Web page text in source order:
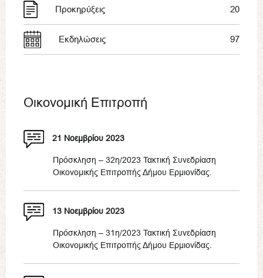
Προκηρύξεις 20
Εκδηλώσεις 97
Οικονομική Επιτροπή
21 Νοεμβρίου 2023
Πρόσκληση – 32η/2023 Τακτική Συνεδρίαση
Οικονομικής Επιτροπής Δήμου Ερμιονίδας.
13 Νοεμβρίου 2023
Πρόσκληση – 31η/2023 Τακτική Συνεδρίαση
Οικονομικής Επιτροπής Δήμου Ερμιονίδας.